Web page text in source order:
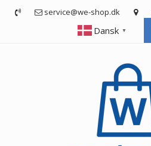
service@we-shop.dk
Dansk ▼